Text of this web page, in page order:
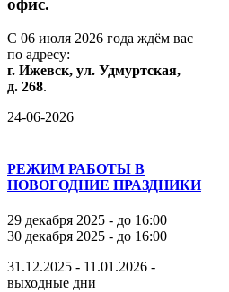
офис.
С 06 июля 2026 года ждём вас
по адресу:
г. Ижевск, ул. Удмуртская,
д. 268.
24-06-2026
РЕЖИМ РАБОТЫ В
НОВОГОДНИЕ ПРАЗДНИКИ
29 декабря 2025 - до 16:00
30 декабря 2025 - до 16:00
31.12.2025 - 11.01.2026 -
выходные дни